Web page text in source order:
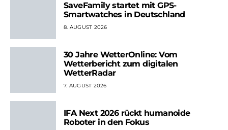
SaveFamily startet mit GPS-
Smartwatches in Deutschland
8. AUGUST 2026
30 Jahre WetterOnline: Vom
Wetterbericht zum digitalen
WetterRadar
7. AUGUST 2026
IFA Next 2026 rückt humanoide
Roboter in den Fokus